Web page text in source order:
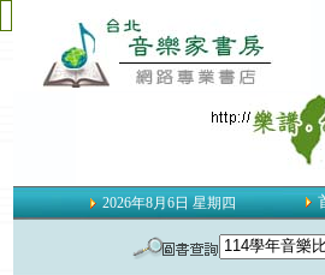
2026年8月6日 星期四